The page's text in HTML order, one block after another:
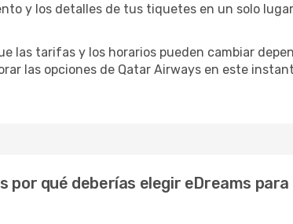
y los detalles de tus tiquetes en un solo
las tarifas y los horarios pueden cambiar
las opciones de Qatar Airways en este
por qué deberías elegir eDreams